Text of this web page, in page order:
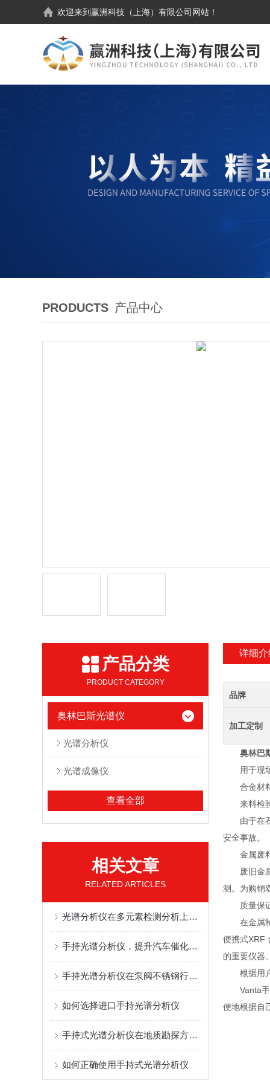
欢迎来到 赢洲科技（上海）有限公司 网站！
PRODUCTS 产品中心
产品分类
PRODUCT CATEGORY
奥林巴斯光谱仪
光谱分析仪
光谱成像仪
查看全部
相关文章
RELATED ARTICLES
光谱分析仪在多元素检测分析上的高效应用
手持光谱分析仪，提升汽车催化剂回收率
手持光谱分析仪在泵阀不锈钢行业的检测应用
如何选择进口手持光谱分析仪
手持式光谱分析仪在地质勘探方面的应用
如何正确使用手持式光谱分析仪
详细介
品牌
加工定制
奥林巴
用于现场
合金材料
来料检验;
由于在石
安全事故。
金属废
废旧金属
测。为购销
质量保证
在金属制
便携式XRF
的重要仪器
根据用户
Vanta手持
便地根据自